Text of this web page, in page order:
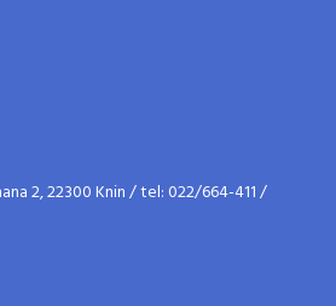
2, 22300 Knin / tel: 022/664-411 /